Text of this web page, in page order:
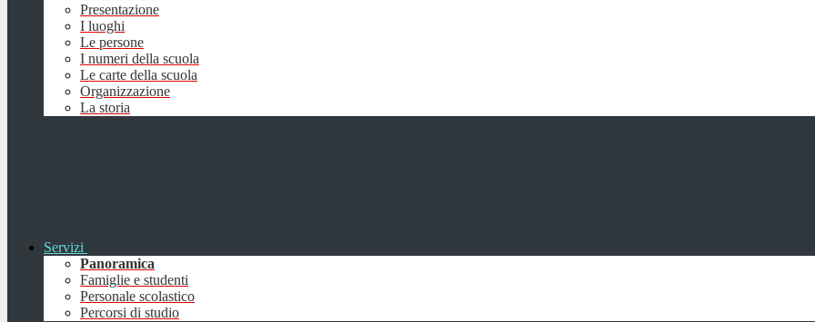
Presentazione
I luoghi
Le persone
I numeri della scuola
Le carte della scuola
Organizzazione
La storia
Servizi
Panoramica
Famiglie e studenti
Personale scolastico
Percorsi di studio